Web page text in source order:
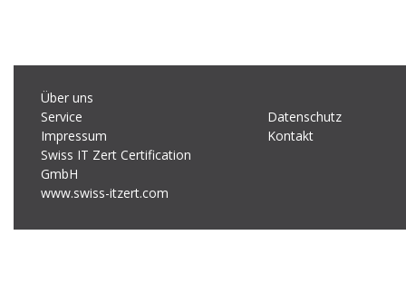
Über uns
Service
Impressum
Datenschutz
Kontakt
Swiss IT Zert Certification
GmbH
www.swiss-itzert.com